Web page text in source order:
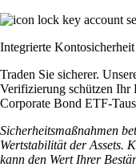
Integrierte Kontosicherheit
Traden Sie sicherer.
Verifizierung schützen Ihr
Corporate Bond ETF-
Sicherheitsmaßnahmen
Wertstabilität der Assets.
kann den Wert Ihrer